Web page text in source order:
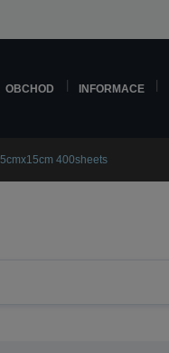
OBCHOD INFORMACE
400sheets